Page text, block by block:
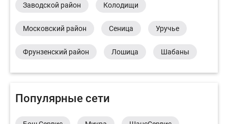
Заводской район Колодищи
Московский район Сеница Уручье
Фрунзенский район Лошица Шабаны
Популярные сети